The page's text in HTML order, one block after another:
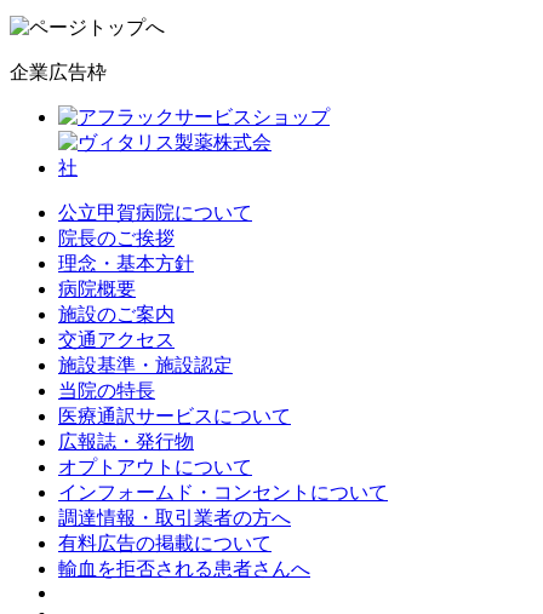
企業広告枠
公立甲賀病院について
院長のご挨拶
理念・基本方針
病院概要
施設のご案内
交通アクセス
施設基準・施設認定
当院の特長
医療通訳サービスについて
広報誌・発行物
オプトアウトについて
インフォームド・コンセントについて
調達情報・取引業者の方へ
有料広告の掲載について
輸血を拒否される患者さんへ